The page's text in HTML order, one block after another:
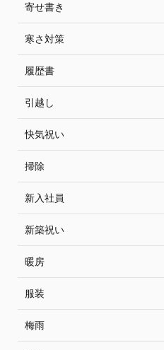
寄せ書き
寒さ対策
履歴書
引越し
快気祝い
掃除
新入社員
新築祝い
暖房
服装
梅雨